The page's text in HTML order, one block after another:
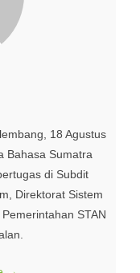
18 Agustus
Bahasa Sumatra
di Subdit
Direktorat Sistem
STAN